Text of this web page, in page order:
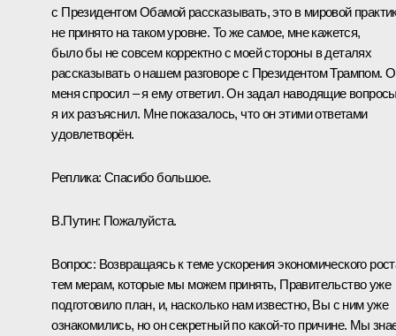
с Президентом Обамой рассказывать, это в мировой
не принято на таком уровне. То же самое, мне кажется,
было бы не совсем корректно с моей стороны в деталях
рассказывать о нашем разговоре с Президентом Трампом.
меня спросил – я ему ответил. Он задал наводящие
я их разъяснил. Мне показалось, что он этими ответами
удовлетворён.
Реплика: Спасибо большое.
В.Путин: Пожалуйста.
Вопрос: Возвращаясь к теме ускорения экономического
тем мерам, которые мы можем принять, Правительство уже
подготовило план, и, насколько нам известно, Вы с ним уже
ознакомились, но он секретный по какой‑то причине. Мы